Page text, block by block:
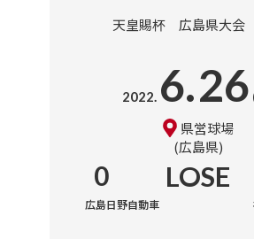
天皇賜杯 広島県大
2022. 6.26
県営球場
広島県
広島日野自動車
0 LOSE